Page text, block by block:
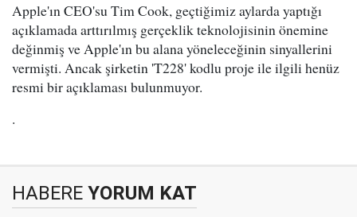
Apple'ın CEO'su Tim Cook, geçtiğimiz aylarda yaptığı
açıklamada arttırılmış gerçeklik teknolojisinin önemine
değinmiş ve Apple'ın bu alana yöneleceğinin sinyallerini
vermişti. Ancak şirketin 'T228' kodlu proje ile ilgili henüz
resmi bir açıklaması bulunmuyor.
.
HABERE YORUM KAT